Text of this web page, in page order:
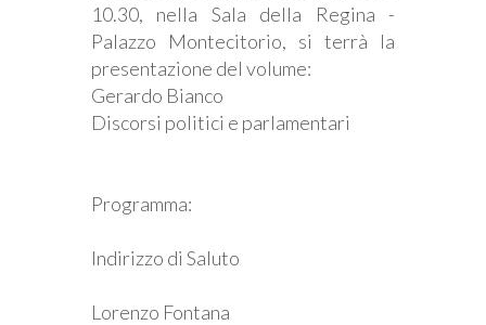
10.30, nella Sala della Regina -
Palazzo Montecitorio, si terrà la
presentazione del volume:
Gerardo Bianco
Discorsi politici e parlamentari
Programma:
Indirizzo di Saluto
Lorenzo Fontana